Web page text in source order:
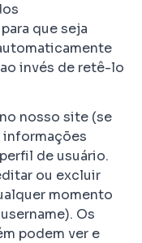
que seja
invés de retê-lo
nosso site (se
informações
de usuário.
ou excluir
momento
Os
podem ver e